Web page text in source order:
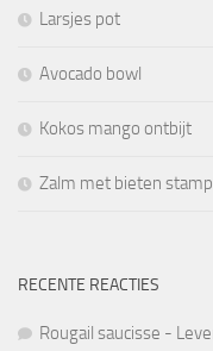
Larsjes pot
Avocado bowl
Kokos mango ontbijt
Zalm met bieten
RECENTE REACTIES
Rougail saucisse -